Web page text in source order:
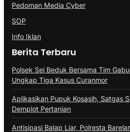
Pedoman Media Cyber
SOP
Info Iklan
Berita Terbaru
Polsek Sei Beduk Bersama Tim
Ungkap Tiga Kasus Curanmor
Aplikasikan Pupuk Kosasih, Satgas
Demplot Pertanian
Antisipasi Balap Liar, Polresta